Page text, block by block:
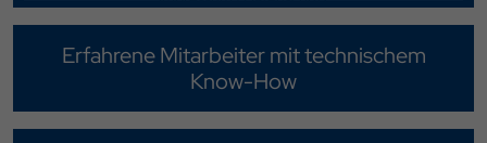
Erfahrene Mitarbeiter mit technischem
Know-How